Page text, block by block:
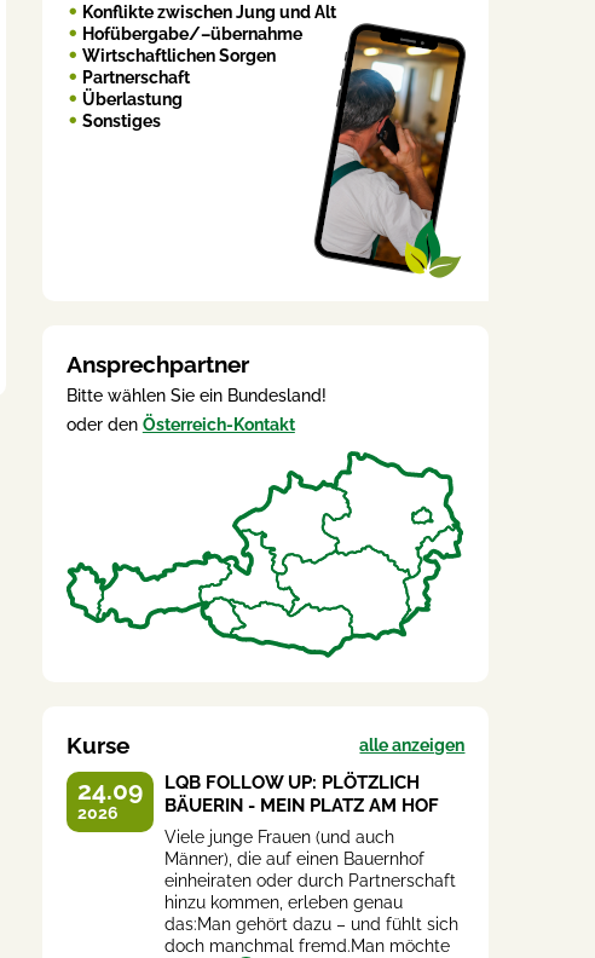
Konflikte zwischen Jung und Alt
Hofübergabe/–übernahme
Wirtschaftlichen Sorgen
Partnerschaft
Überlastung
Sonstiges
Ansprechpartner
Bitte wählen Sie ein Bundesland!
oder den Österreich-Kontakt
Kurse alle anzeigen
24.09
2026
LQB FOLLOW UP: PLÖTZLICH
BÄUERIN - MEIN PLATZ AM HOF
Viele junge Frauen (und auch
Männer), die auf einen Bauernhof
einheiraten oder durch Partnerschaft
hinzu kommen, erleben genau
das:Man gehört dazu – und fühlt sich
doch manchmal fremd.Man möchte